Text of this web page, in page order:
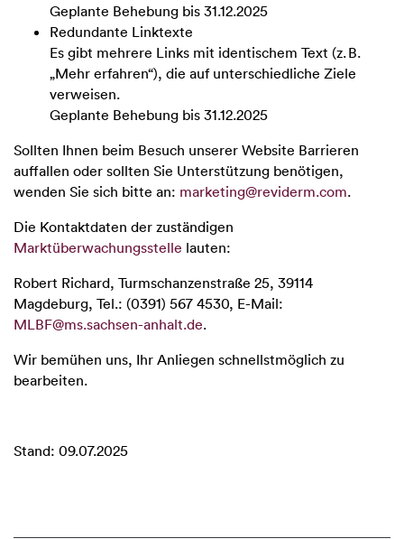
Geplante Behebung bis 31.12.2025
Redundante Linktexte
Es gibt mehrere Links mit identischem Text (z. B.
„Mehr erfahren“), die auf unterschiedliche Ziele
verweisen.
Geplante Behebung bis 31.12.2025
Sollten Ihnen beim Besuch unserer Website Barrieren
auffallen oder sollten Sie Unterstützung benötigen,
wenden Sie sich bitte an: marketing@reviderm.com.
Die Kontaktdaten der zuständigen
Marktüberwachungsstelle lauten:
Robert Richard, Turmschanzenstraße 25, 39114
Magdeburg, Tel.: (0391) 567 4530, E-​Mail:
MLBF@ms.sachsen-​anhalt.de.
Wir bemühen uns, Ihr Anliegen schnellstmöglich zu
bearbeiten.
Stand: 09.07.2025